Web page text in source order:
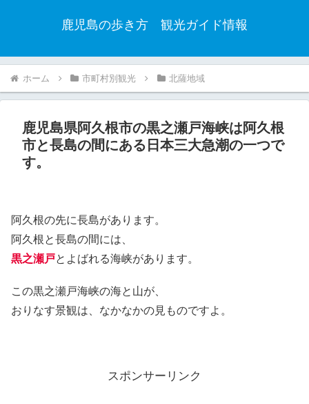
鹿児島の歩き方 観光ガイド情報
ホーム 市町村別観光 北薩地域
鹿児島県阿久根市の黒之瀬戸海峡は阿久根
市と長島の間にある日本三大急潮の一つで
す。
阿久根の先に長島があります。
阿久根と長島の間には、
黒之瀬戸とよばれる海峡があります。
この黒之瀬戸海峡の海と山が、
おりなす景観は、なかなかの見ものですよ。
スポンサーリンク